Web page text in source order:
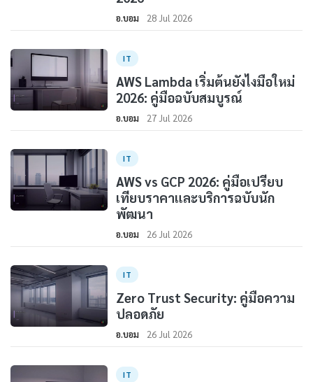
อ.บอม 28 Jul 2026
IT
AWS Lambda เริ่มต้นยังไงมือใหม่
2026: คู่มือฉบับสมบูรณ์
อ.บอม 27 Jul 2026
IT
AWS vs GCP 2026: คู่มือเปรียบ
เทียบราคาและบริการฉบับนัก
พัฒนา
อ.บอม 26 Jul 2026
IT
Zero Trust Security: คู่มือความ
ปลอดภัย
อ.บอม 26 Jul 2026
IT